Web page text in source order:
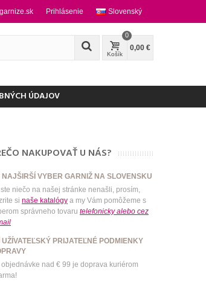
Slovenský
Prihlásenie
Košík
0
0,00 €
ÚDAJOV
NAKUPOVAŤ U NÁS?
NAJŠIRŠÍ VYBER GARNIŽ NA SLOVENSKU
niečo na našej stránke nenašli, prosím,
si naše katalógya my Vám pomôžeme s
správneho tovaru telefonicky alebo cez
UŽÍVATEĽSKÝ PRIJATEĽNÉ PODMIENKY
objednávke nad € 99 je doprava kuriérom